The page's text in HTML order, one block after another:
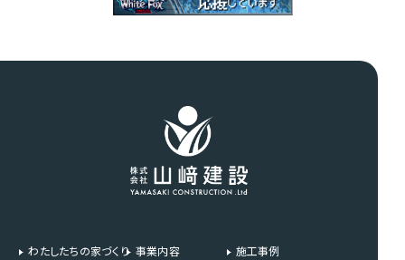
わたしたちの家づくり 事業内容
施工事例